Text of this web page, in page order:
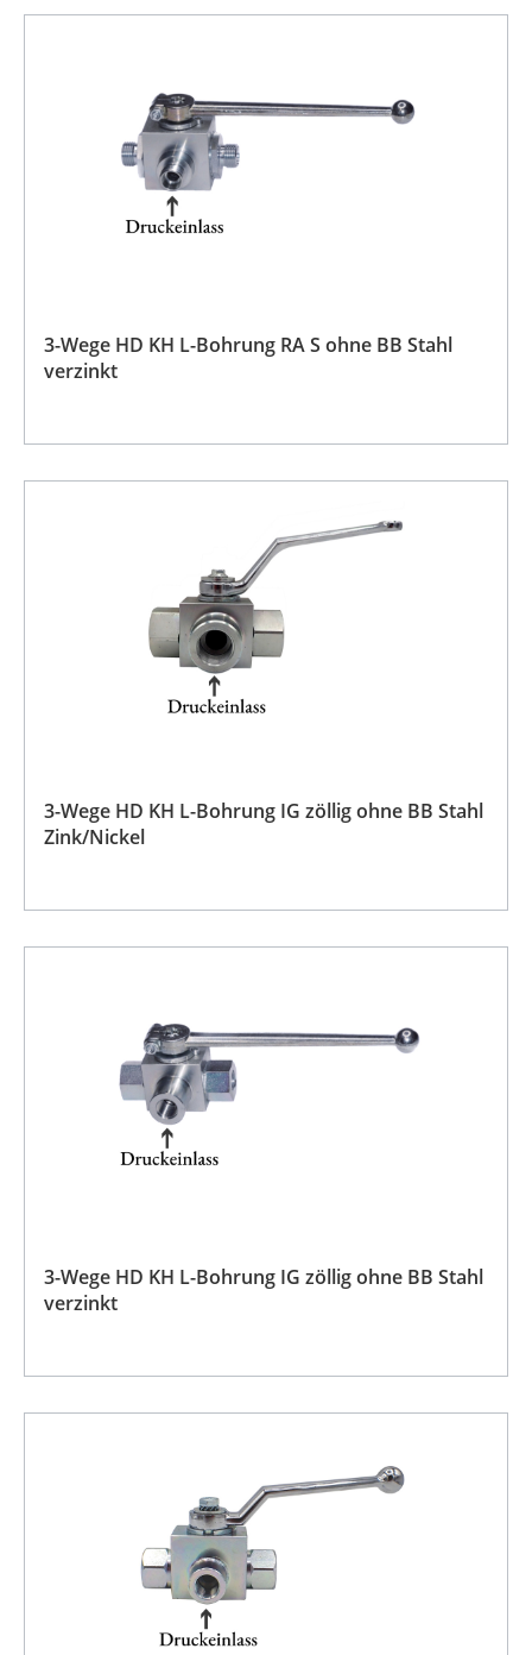
3-Wege HD KH L-Bohrung RA S ohne BB Stahl
verzinkt
3-Wege HD KH L-Bohrung IG zöllig ohne BB Stahl
Zink/Nickel
3-Wege HD KH L-Bohrung IG zöllig ohne BB Stahl
verzinkt